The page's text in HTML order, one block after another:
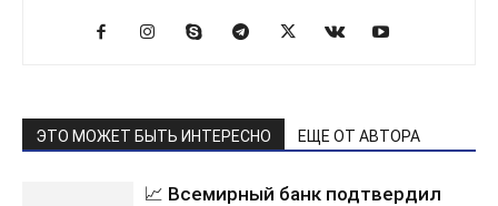
ЭТО МОЖЕТ БЫТЬ ИНТЕРЕСНО ЕЩЕ ОТ АВТОРА
📈 Всемирный банк подтвердил